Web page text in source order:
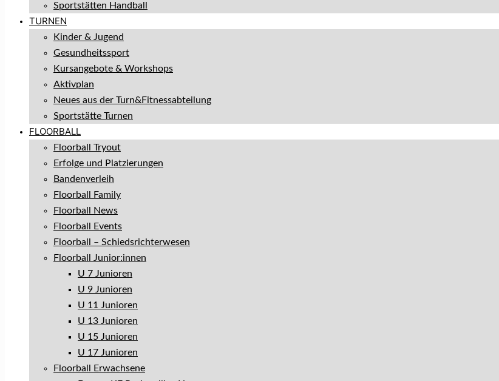
Sportstätten Handball
TURNEN
Kinder & Jugend
Gesundheitssport
Kursangebote & Workshops
Aktivplan
Neues aus der Turn&Fitnessabteilung
Sportstätte Turnen
FLOORBALL
Floorball Tryout
Erfolge und Platzierungen
Bandenverleih
Floorball Family
Floorball News
Floorball Events
Floorball – Schiedsrichterwesen
Floorball Junior:innen
U 7 Junioren
U 9 Junioren
U 11 Junioren
U 13 Junioren
U 15 Junioren
U 17 Junioren
Floorball Erwachsene